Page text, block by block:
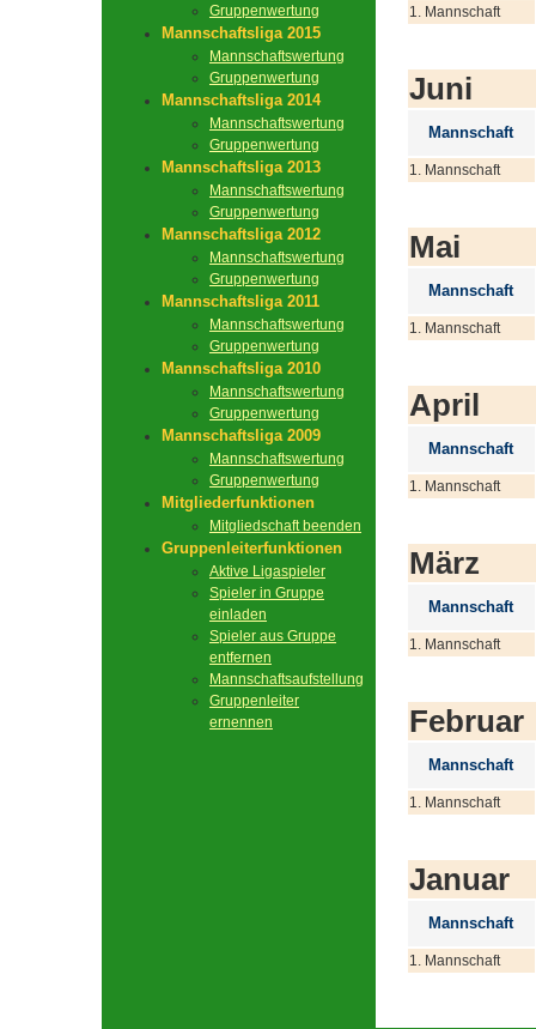
Gruppenwertung
Mannschaftsliga 2015
Mannschaftswertung
Gruppenwertung
Mannschaftsliga 2014
Mannschaftswertung
Gruppenwertung
Mannschaftsliga 2013
Mannschaftswertung
Gruppenwertung
Mannschaftsliga 2012
Mannschaftswertung
Gruppenwertung
Mannschaftsliga 2011
Mannschaftswertung
Gruppenwertung
Mannschaftsliga 2010
Mannschaftswertung
Gruppenwertung
Mannschaftsliga 2009
Mannschaftswertung
Gruppenwertung
Mitgliederfunktionen
Mitgliedschaft beenden
Gruppenleiterfunktionen
Aktive Ligaspieler
Spieler in Gruppe
einladen
Spieler aus Gruppe
entfernen
Mannschaftsaufstellung
Gruppenleiter
ernennen
1. Mannschaft
Juni
Mannschaft
1. Mannschaft
Mai
Mannschaft
1. Mannschaft
April
Mannschaft
1. Mannschaft
März
Mannschaft
1. Mannschaft
Februar
Mannschaft
1. Mannschaft
Januar
Mannschaft
1. Mannschaft